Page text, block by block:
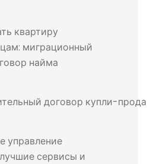
квартиру
миграционный
найма
договор купли-
управление
сервисы и